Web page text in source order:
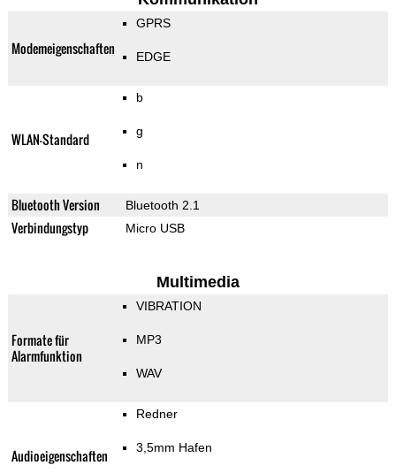
Modemeigenschaften
GPRS
EDGE
WLAN-Standard
b
g
n
Bluetooth Version Bluetooth 2.1
Verbindungstyp Micro USB
Multimedia
Formate für
Alarmfunktion
VIBRATION
MP3
WAV
Audioeigenschaften
Redner
3,5mm Hafen